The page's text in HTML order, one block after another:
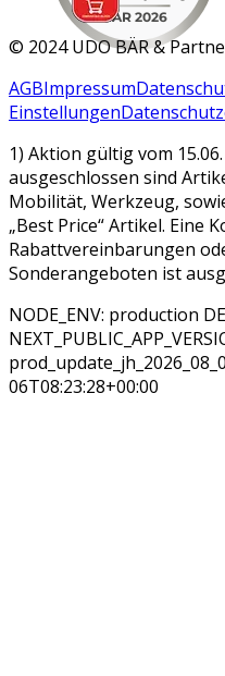
MAR 2026
© 2024 UDO BÄR &
AGBImpressum
Einstellungen
1) Aktion gültig vom
ausgeschlossen sind
Mobilität, Werkzeug,
„Best Price“ Artikel. Eine
Rabattvereinbarungen
Sonderangeboten ist
NODE_ENV: production
06T08:23:28+00:00